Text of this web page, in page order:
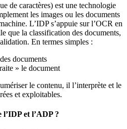
de caractères) est une technologie
les images ou les documents
L’IDP s’appuie sur l’OCR en
que la classification des documents,
En termes simples :
documents
» le document
le contenu, il l’interprète et le
et exploitables.
et l’ADP ?